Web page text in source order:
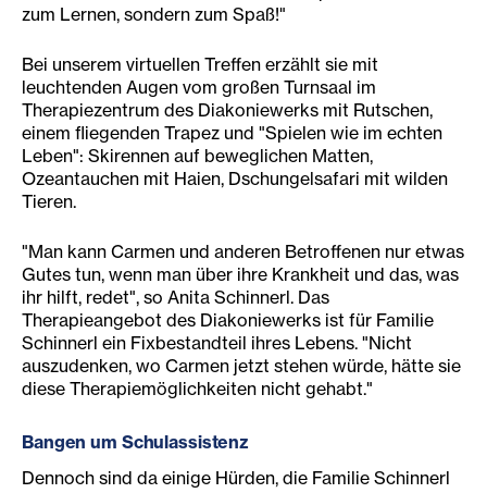
zum Lernen, sondern zum Spaß!"
Bei unserem virtuellen Treffen erzählt sie mit
leuchtenden Augen vom großen Turnsaal im
Therapiezentrum des Diakoniewerks mit Rutschen,
einem fliegenden Trapez und "Spielen wie im echten
Leben": Skirennen auf beweglichen Matten,
Ozeantauchen mit Haien, Dschungelsafari mit wilden
Tieren.
"Man kann Carmen und anderen Betroffenen nur etwas
Gutes tun, wenn man über ihre Krankheit und das, was
ihr hilft, redet", so Anita Schinnerl. Das
Therapieangebot des Diakoniewerks ist für Familie
Schinnerl ein Fixbestandteil ihres Lebens. "Nicht
auszudenken, wo Carmen jetzt stehen würde, hätte sie
diese Therapiemöglichkeiten nicht gehabt."
Bangen um Schulassistenz
Dennoch sind da einige Hürden, die Familie Schinnerl